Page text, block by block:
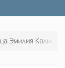
Эмилия